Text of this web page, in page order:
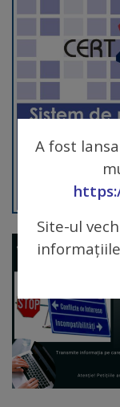
de
Orașul
în
Galerie
video
Galerii
A fost
Site-ul